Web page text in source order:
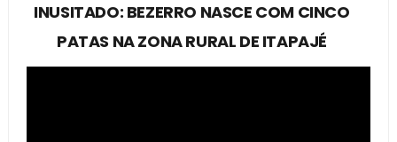
INUSITADO: BEZERRO NASCE COM CINCO
PATAS NA ZONA RURAL DE ITAPAJÉ